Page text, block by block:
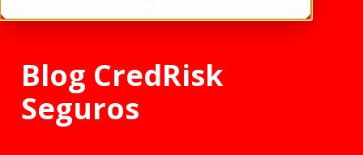
Blog CredRisk
Seguros